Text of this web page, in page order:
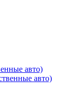
авто)
авто)